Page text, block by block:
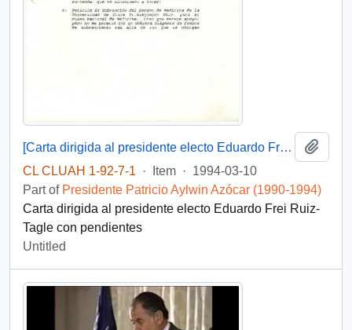
[Carta dirigida al presidente electo Eduardo Frei Ruiz-Tagle]
CL CLUAH 1-92-7-1
· Item · 1994-03-10
Part of Presidente Patricio Aylwin Azócar (1990-1994)
Carta dirigida al presidente electo Eduardo Frei Ruiz-
Tagle con pendientes
Untitled